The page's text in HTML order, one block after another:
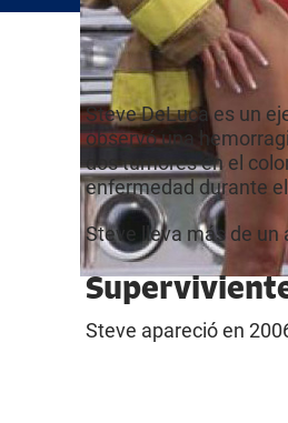
Steve DeLuca es un
observó una
dos tumores en el
enfermedad durante
Steve lleva más de un
Steve apareció en